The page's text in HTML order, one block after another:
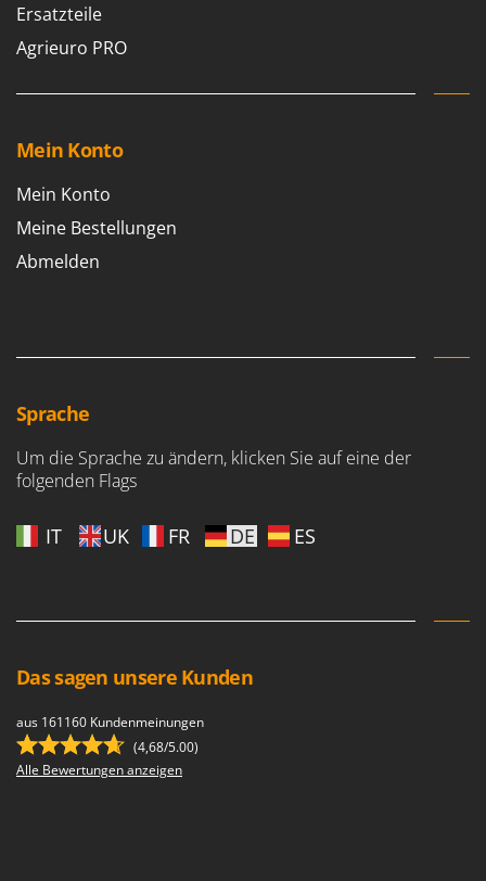
Ersatzteile
Agrieuro PRO
Mein Konto
Mein Konto
Meine Bestellungen
Abmelden
Sprache
Um die Sprache zu ändern, klicken Sie auf eine der
folgenden Flags
IT UK FR DE ES
Das sagen unsere Kunden
aus 161160 Kundenmeinungen
(4,68/5.00)
Alle Bewertungen anzeigen